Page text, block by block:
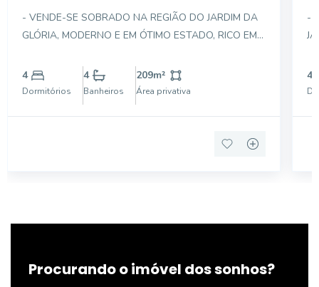
- VENDE-SE SOBRADO NA REGIÃO DO JARDIM DA
GLÓRIA, MODERNO E EM ÓTIMO ESTADO, RICO EM
IMÓVEL: . 03 DORMITÓRIOS SENDO 01 SUÍTE COM
CLOSET . CLOSET PODE SER REVERSÍVEL PARA O
04 DORMITÓRIO . 01 BANHEIRO S
4
Dormitórios
4
Banheiros
209m²
Área privativa
-
4
Procurando o imóvel dos sonhos?